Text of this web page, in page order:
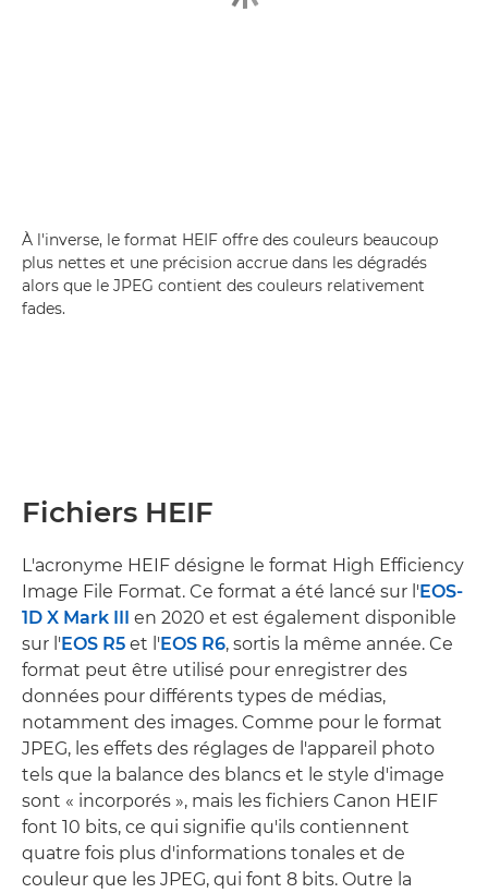
À l'inverse, le format HEIF offre des couleurs beaucoup
plus nettes et une précision accrue dans les dégradés
alors que le JPEG contient des couleurs relativement
fades.
Fichiers HEIF
L'acronyme HEIF désigne le format High Efficiency
Image File Format. Ce format a été lancé sur l'EOS-
1D X Mark III en 2020 et est également disponible
sur l'EOS R5 et l'EOS R6, sortis la même année. Ce
format peut être utilisé pour enregistrer des
données pour différents types de médias,
notamment des images. Comme pour le format
JPEG, les effets des réglages de l'appareil photo
tels que la balance des blancs et le style d'image
sont « incorporés », mais les fichiers Canon HEIF
font 10 bits, ce qui signifie qu'ils contiennent
quatre fois plus d'informations tonales et de
couleur que les JPEG, qui font 8 bits. Outre la